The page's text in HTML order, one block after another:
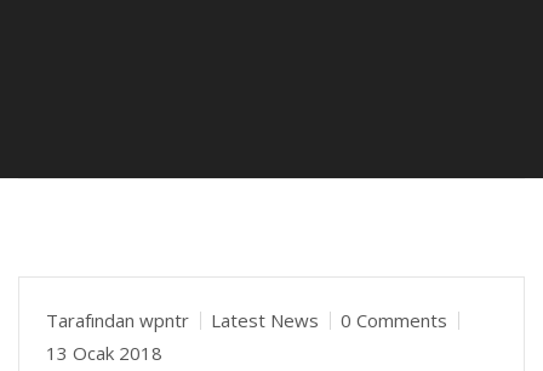
Tarafından wpntr Latest News
0 Comments
13 Ocak 2018